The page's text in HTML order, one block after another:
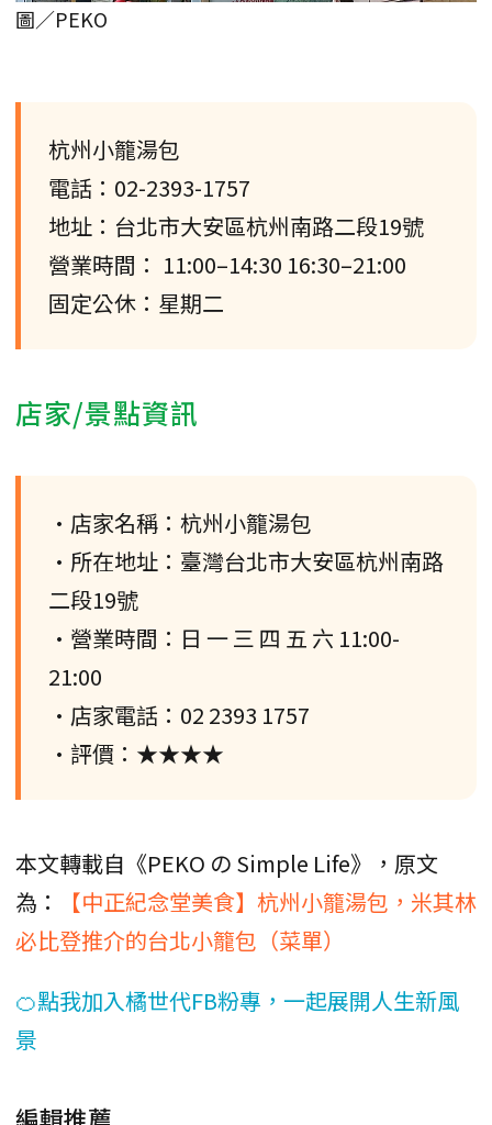
圖／PEKO
杭州小籠湯包
電話：02-2393-1757
地址：台北市大安區杭州南路二段19號
營業時間： 11:00–14:30 16:30–21:00
固定公休：星期二
店家/景點資訊
•店家名稱：杭州小籠湯包
•所在地址：臺灣台北市大安區杭州南路
二段19號
•營業時間：日 一 三 四 五 六 11:00-
21:00
•店家電話：02 2393 1757
•評價：★★★★
本文轉載自《PEKO の Simple Life》，原文
為：
【中正紀念堂美食】杭州小籠湯包，米其林
必比登推介的台北小籠包（菜單）
🍊點我加入橘世代FB粉專，一起展開人生新風
景